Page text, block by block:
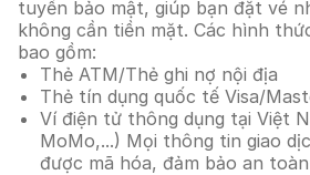
tuyến bảo mật, giúp bạn đặt vé
không cần tiền mặt. Các hình
bao gồm:
Thẻ ATM/Thẻ ghi nợ nội địa
Thẻ tín dụng quốc tế Visa/
Ví điện tử thông dụng tại Việt
MoMo,...) Mọi thông tin giao
được mã hóa, đảm bảo an